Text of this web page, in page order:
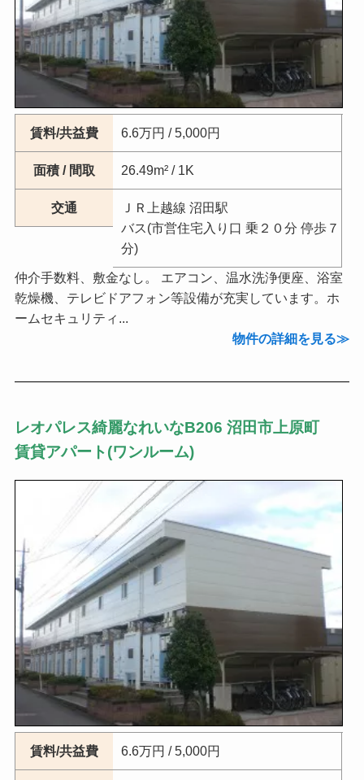
賃料/共益費 6.6万円 / 5,000円
面積 / 間取 26.49m² / 1K
交通
ＪＲ上越線 沼田駅
バス(市営住宅入り口 乗２０分 停歩７
分)
仲介手数料、敷金なし。 エアコン、温水洗浄便座、浴室
乾燥機、テレビドアフォン等設備が充実しています。ホ
ームセキュリティ...
物件の詳細を見る
レオパレス綺麗なれいなB206 沼田市上原町
賃貸アパート(ワンルーム)
賃料/共益費 6.6万円 / 5,000円